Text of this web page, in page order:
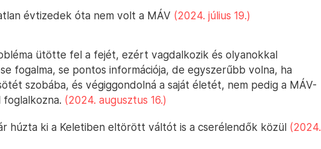
évtizedek óta nem volt a MÁV (2024. július 19.)
ütötte fel a fejét, ezért vagdalkozik és olyanokkal
fogalma, se pontos információja, de egyszerűbb volna, ha
szobába, és végiggondolná a saját életét, nem pedig a MÁV-
foglalkozna. (2024. augusztus 16.)
húzta ki a Keletiben eltörött váltót is a cserélendők közül (2024.